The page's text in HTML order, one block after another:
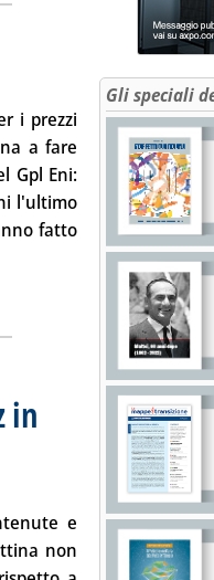
i prezzi
a fare
Gpl Eni:
l'ultimo
fatto
in
e
non
Gli speciali